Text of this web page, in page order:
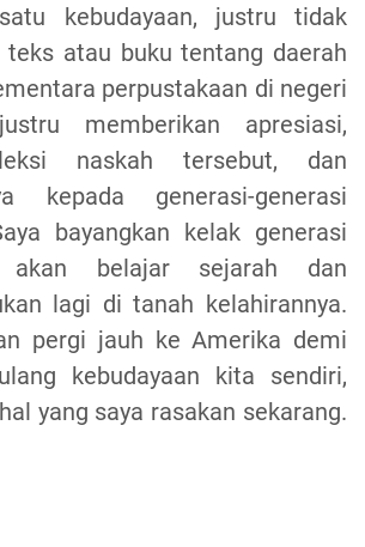
kebudayaan, justru tidak
teks atau buku tentang daerah
perpustakaan di negeri
memberikan apresiasi,
naskah tersebut, dan
kepada generasi-generasi
bayangkan kelak generasi
belajar sejarah dan
lagi di tanah kelahirannya.
pergi jauh ke Amerika demi
kebudayaan kita sendiri,
yang saya rasakan sekarang.